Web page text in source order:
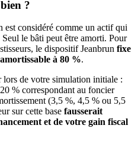
?
est considéré comme un actif qui
le bâti peut être amorti. Pour
le dispositif Jeanbrun fixe
à 80 %.
lors de votre simulation initiale :
% correspondant au foncier
(3,5 %, 4,5 % ou 5,5
sur cette base fausserait
et de votre gain fiscal